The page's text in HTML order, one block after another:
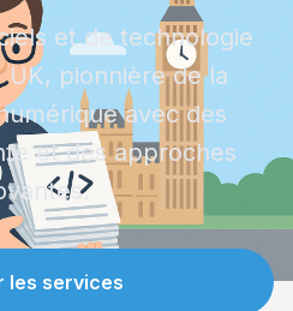
et de technologie
UK, pionnière de la
avec des
et des approches
les services